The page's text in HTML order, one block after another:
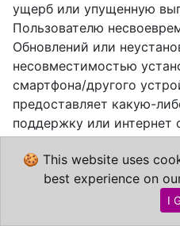
ущерб или упущенную
Пользователю
Обновлений или
несовместимостью
смартфона/другого
предоставляет какую-
поддержку или интернет
доступа к Услугам и/или
Удаление
🍪 This website uses
best experience on
I